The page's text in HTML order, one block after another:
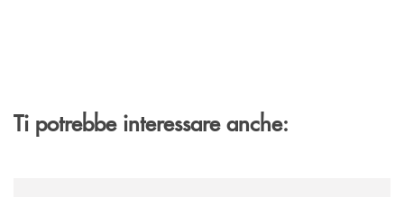
Ti potrebbe interessare anche: